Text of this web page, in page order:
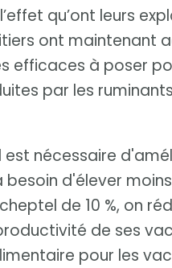
qu’ont leurs
ont maintenant
efficaces à poser
par les
est nécessaire
besoin d'élever
de 10 %, on
de ses
pour les